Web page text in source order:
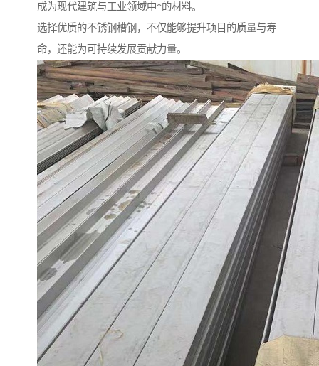
成为现代建筑与工业领域中*的材料。
选择优质的不锈钢槽钢，不仅能够提升项目的质量与寿
命，还能为可持续发展贡献力量。